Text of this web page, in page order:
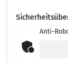
Anti-